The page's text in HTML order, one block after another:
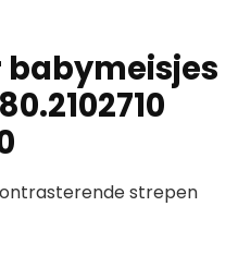
babymeisjes
strepen